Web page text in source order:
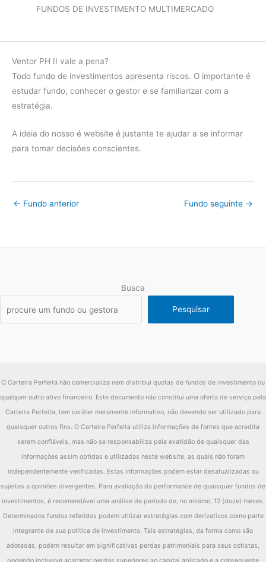
diferença -6.41%
-22.95%
2018
Fundo 0.00%
diferença -13.06%
diferença -14.07%
2013 IMA-B -10.02%
diferença 10.02%
2012 IMA-B 26.31%
FUNDOS DE INVESTIMENTO MULTIMERCADO
Ventor PH II vale a pena?
Todo fundo de investimentos apresenta riscos. O importante é
estudar fundo, conhecer o gestor e se familiarizar com a
estratégia.
A ideia do nosso é website é justante te ajudar a se informar
para tomar decisões conscientes.
← Fundo anterior Fundo seguinte →
Busca
Pesquisar
O Carteira Perfeita não comercializa nem distribui quotas de fundos de investimento ou
qualquer outro ativo financeiro. Este documento não constitui uma oferta de serviço pela
Carteira Perfeita, tem caráter meramente informativo, não devendo ser utilizado para
quaisquer outros fins. O Carteira Perfeita utiliza informações de fontes que acredita
serem confiáveis, mas não se responsabiliza pela exatidão de quaisquer das
informações assim obtidas e utilizadas neste website, as quais não foram
independentemente verificadas. Estas informações podem estar desatualizadas ou
sujeitas a opiniões divergentes. Para avaliação da performance de quaisquer fundos de
investimentos, é recomendável uma análise de período de, no mínimo, 12 (doze) meses.
Determinados fundos referidos podem utilizar estratégias com derivativos como parte
integrante de sua política de investimento. Tais estratégias, da forma como são
adotadas, podem resultar em significativas perdas patrimoniais para seus cotistas,